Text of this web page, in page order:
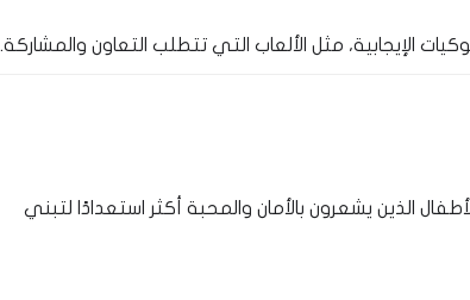
الإيجابية، مثل الألعاب التي تتطلب التعاون والمشاركة.
الذين يشعرون بالأمان والمحبة أكثر استعدادًا لتبني